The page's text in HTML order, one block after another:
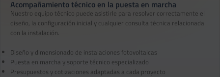
Acompañamiento técnico en la puesta en marcha
Nuestro equipo técnico puede asistirle para resolver correctamente el
diseño, la configuración inicial y cualquier consulta técnica relacionada
con la instalación.
Diseño y dimensionado de instalaciones fotovoltaicas
Puesta en marcha y soporte técnico especializado
Presupuestos y cotizaciones adaptadas a cada proyecto